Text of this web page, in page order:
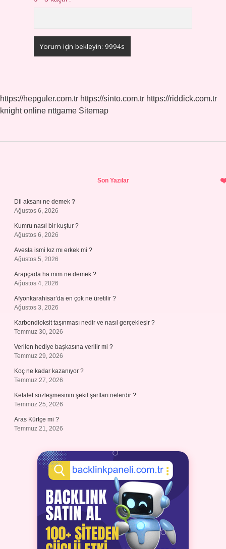
https://hepguler.com.tr https://sinto.com.tr https://riddick.com.tr
knight online nttgame Sitemap
Son Yazılar
Dil aksanı ne demek ?
Ağustos 6, 2026
Kumru nasıl bir kuştur ?
Ağustos 6, 2026
Avesta ismi kız mı erkek mi ?
Ağustos 5, 2026
Arapçada ha mim ne demek ?
Ağustos 4, 2026
Afyonkarahisar’da en çok ne üretilir ?
Ağustos 3, 2026
Karbondioksit taşınması nedir ve nasıl gerçekleşir ?
Temmuz 30, 2026
Verilen hediye başkasına verilir mi ?
Temmuz 29, 2026
Koç ne kadar kazanıyor ?
Temmuz 27, 2026
Kefalet sözleşmesinin şekil şartları nelerdir ?
Temmuz 25, 2026
Aras Kürtçe mi ?
Temmuz 21, 2026